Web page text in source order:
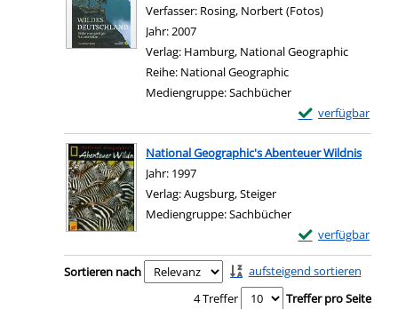
Verfasser: Rosing, Norbert (Fotos)
Jahr:2007
Verlag: Hamburg, National Geographic
Reihe: National Geographic
Mediengruppe:Sachbücher
verfügbar
Exemplar-Details
Zum Download
National Geographic's Abenteuer Wildnis
Suche nach diesem Verfasser
Jahr: 1997
Verlag:Augsburg, Steiger
Mediengruppe:Sachbücher
verfügbar
Exemplar-Details
Zum Download
Zu den Suchfiltern springen
Sortieren nach
aufsteigend sortieren
4 Treffer
Treffer pro Seite